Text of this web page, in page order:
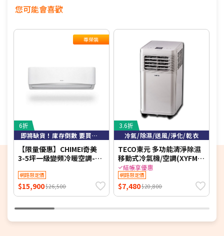
簡單好上手。
您可能會喜歡
尊榮裝
6折
即將缺貨！庫存倒數 要買要快！
【限量優惠】CHIMEI奇美
3-5坪一級變頻冷暖空調-星
S29HG1 【含基本安裝+舊
機回收】【加贈2000元好禮
+1年安裝保固】
網路限定價
$15,900$26,500
3.6折
冷氣/除濕/送風/淨化/乾衣
TECO東元 多功能清淨除濕
移動式冷氣機/空調(XYFMP-
1701FC)
結帳享優惠
網路限定價
$7,480$20,800